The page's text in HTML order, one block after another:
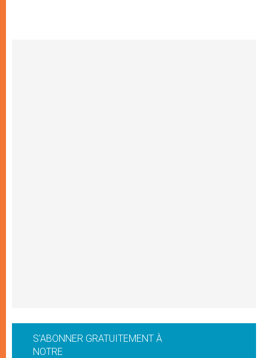
S'ABONNER GRATUITEMENT À
NOTRE